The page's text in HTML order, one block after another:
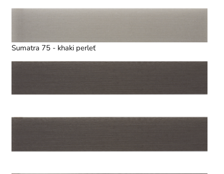
Sumatra 75 - khaki perleť